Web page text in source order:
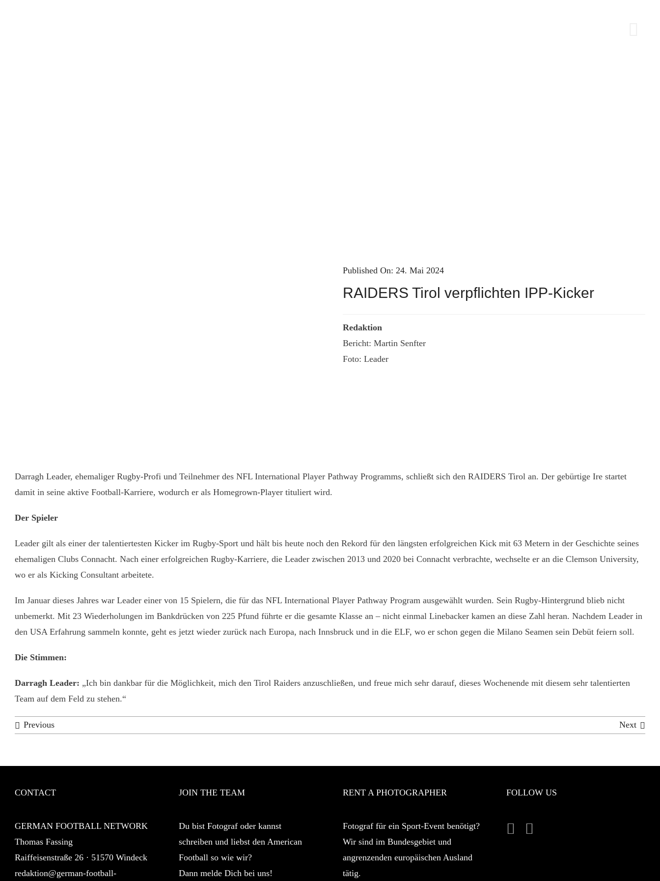
Published On: 24. Mai 2024
RAIDERS Tirol verpflichten IPP-Kicker
Redaktion
Bericht: Martin Senfter
Foto: Leader
Darragh Leader, ehemaliger Rugby-Profi und Teilnehmer des NFL International Player Pathway Programms, schließt sich den RAIDERS Tirol an. Der gebürtige Ire startet
damit in seine aktive Football-Karriere, wodurch er als Homegrown-Player tituliert wird.
Der Spieler
Leader gilt als einer der talentiertesten Kicker im Rugby-Sport und hält bis heute noch den Rekord für den längsten erfolgreichen Kick mit 63 Metern in der Geschichte seines
ehemaligen Clubs Connacht. Nach einer erfolgreichen Rugby-Karriere, die Leader zwischen 2013 und 2020 bei Connacht verbrachte, wechselte er an die Clemson University,
wo er als Kicking Consultant arbeitete.
Im Januar dieses Jahres war Leader einer von 15 Spielern, die für das NFL International Player Pathway Program ausgewählt wurden. Sein Rugby-Hintergrund blieb nicht
unbemerkt. Mit 23 Wiederholungen im Bankdrücken von 225 Pfund führte er die gesamte Klasse an – nicht einmal Linebacker kamen an diese Zahl heran. Nachdem Leader in
den USA Erfahrung sammeln konnte, geht es jetzt wieder zurück nach Europa, nach Innsbruck und in die ELF, wo er schon gegen die Milano Seamen sein Debüt feiern soll.
Die Stimmen:
Darragh Leader: „Ich bin dankbar für die Möglichkeit, mich den Tirol Raiders anzuschließen, und freue mich sehr darauf, dieses Wochenende mit diesem sehr talentierten
Team auf dem Feld zu stehen.“
Previous Next
CONTACT
GERMAN FOOTBALL NETWORK
Thomas Fassing
Raiffeisenstraße 26 · 51570 Windeck
redaktion@german-football-
JOIN THE TEAM
Du bist Fotograf oder kannst
schreiben und liebst den American
Football so wie wir?
Dann melde Dich bei uns!
RENT A PHOTOGRAPHER
Fotograf für ein Sport-Event benötigt?
Wir sind im Bundesgebiet und
angrenzenden europäischen Ausland
tätig.
FOLLOW US